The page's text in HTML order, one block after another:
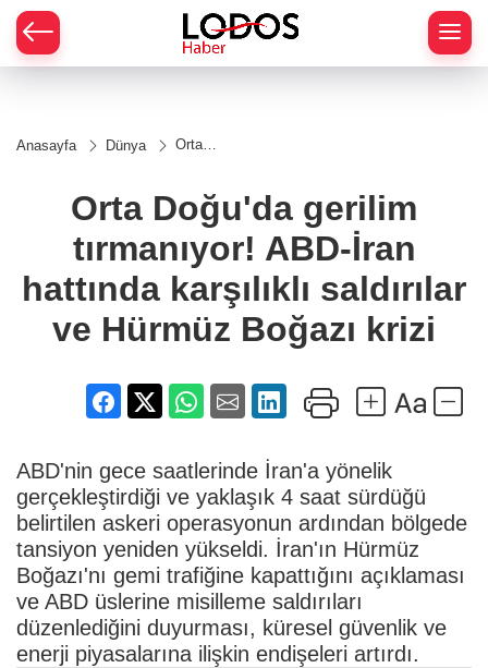
Anasayfa Dünya
Orta
tırmanıyor!
ABD-İran
hattında
karşılıklı
saldırılar
ve Hürmüz
Boğazı
Orta Doğu'da gerilim
tırmanıyor! ABD-İran
hattında karşılıklı saldırılar
ve Hürmüz Boğazı krizi
ABD'nin gece saatlerinde İran'a yönelik
gerçekleştirdiği ve yaklaşık 4 saat sürdüğü
belirtilen askeri operasyonun ardından bölgede
tansiyon yeniden yükseldi. İran'ın Hürmüz
Boğazı'nı gemi trafiğine kapattığını açıklaması
ve ABD üslerine misilleme saldırıları
düzenlediğini duyurması, küresel güvenlik ve
enerji piyasalarına ilişkin endişeleri artırdı.